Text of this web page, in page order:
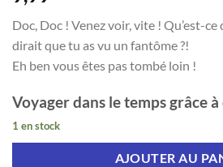
Doc, Doc ! Venez voir, vite ! Qu’est-
dirait que tu as vu un fantôme ?!
Eh ben vous êtes pas tombé loin !
Voyager dans le temps grâce à
1 en stock
AJOUTER AU